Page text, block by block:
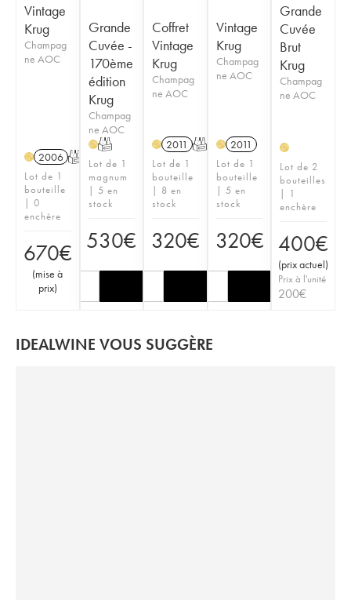
Vintage
Krug
Champag
ne AOC
H 2006 T
Lot de 1
bouteille
| 0
enchère
670€
(mise à
prix)
Grande
Cuvée -
170ème
édition
Krug
Champag
ne AOC
HT
Lot de 1
magnum
| 5 en
stock
530€
Coffret
Vintage
Krug
Champag
ne AOC
H 2011 T
Lot de 1
bouteille
| 8 en
stock
320€
Vintage
Krug
Champag
ne AOC
H 2011
Lot de 1
bouteille
| 5 en
stock
320€
Grande
Cuvée
Brut
Krug
Champag
ne AOC
H
Lot de 2
bouteilles
| 1
enchère
400€
(prix actuel)
Prix à l'unité
200€
IDEALWINE VOUS SUGGÈRE